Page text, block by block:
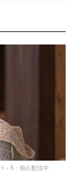
～5：独占配信中